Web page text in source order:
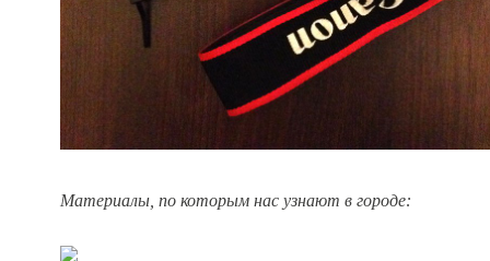
Материалы, по которым нас узнают в городе: